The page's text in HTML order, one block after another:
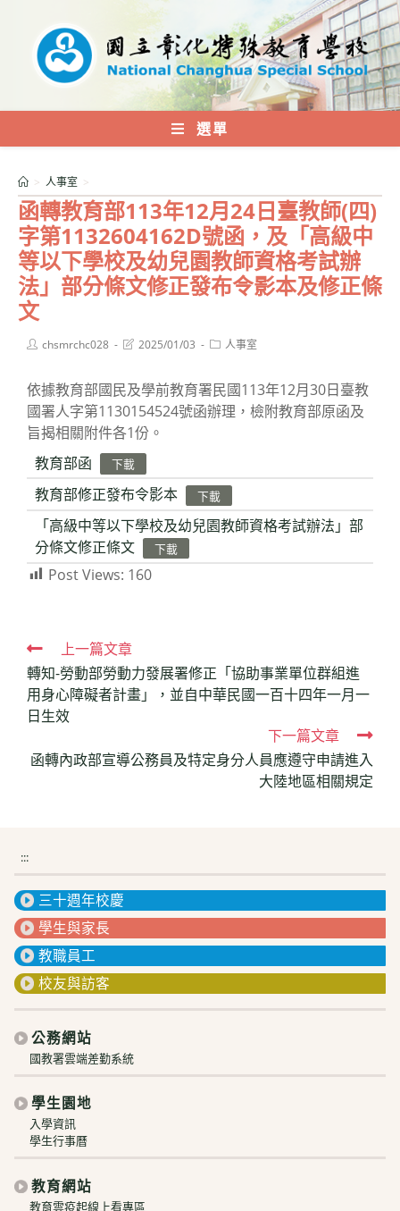
內
選單
函轉教育部113年12月24日臺教師(四)
字第1132604162D號函，及「高級中
等以下學校及幼兒園教師資格考試辦
法」部分條文修正發布令影本及修正條
文
> 人事室 >
Postchsmrchc028
Post2025/01/03
Post人事室
依據教育部國民及學前教育署民國113年12月30日臺教
國署人字第1130154524號函辦理，檢附教育部原函及
旨揭相關附件各1份。
教育部函
下載
教育部修正發布令影本 下載
「高級中等以下學校及幼兒園教師資格考試辦法」部
分條文修正條文
下載
Post Views: 160
Read
more
articles
上一篇文章
轉知-勞動部勞動力發展署修正「協助事業單位群組進
用身心障礙者計畫」，並自中華民國一百十四年一月一
日生效
下一篇文章
函轉內政部宣導公務員及特定身分人員應遵守申請進入
大陸地區相關規定
:::
三十週年校慶
學生與家長
教職員工
校友與訪客
公務網站
國教署雲端差勤系統
學生園地
入學資訊
學生行事曆
教育網站
教育雲疫起線上看專區